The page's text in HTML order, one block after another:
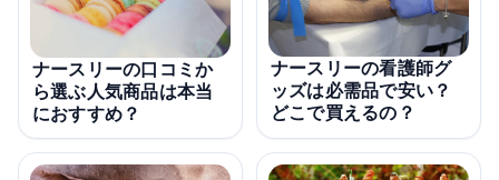
ナースリーの口コミか
ら選ぶ人気商品は本当
におすすめ？
ナースリーの看護師グ
ッズは必需品で安い？
どこで買えるの？